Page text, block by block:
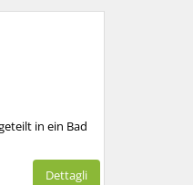
in ein Bad
Dettagli